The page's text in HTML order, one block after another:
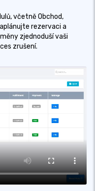
včetně Obchod,
rezervaci a
zjednoduší vaši
zrušení.